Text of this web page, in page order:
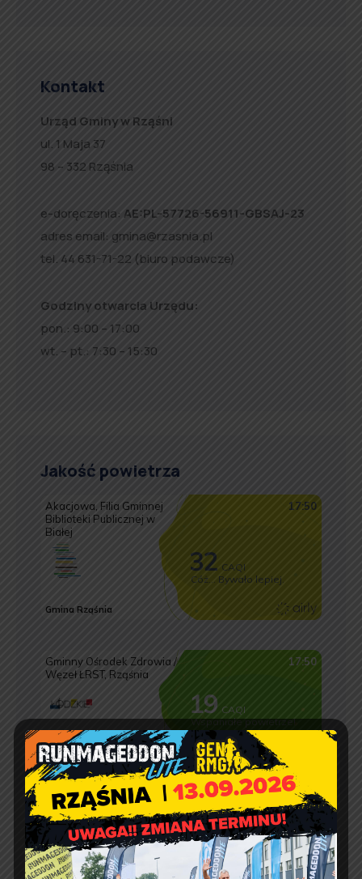
Kontakt
Urząd Gminy w Rząśni
ul. 1 Maja 37
98 – 332 Rząśnia
e-doręczenia: AE:PL-57726-56911-GBSAJ-23
adres email: gmina@rzasnia.pl
tel. 44 631-71-22 (biuro podawcze)
Godziny otwarcia Urzędu:
pon.: 9:00 – 17:00
wt. – pt.: 7:30 – 15:30
Jakość powietrza